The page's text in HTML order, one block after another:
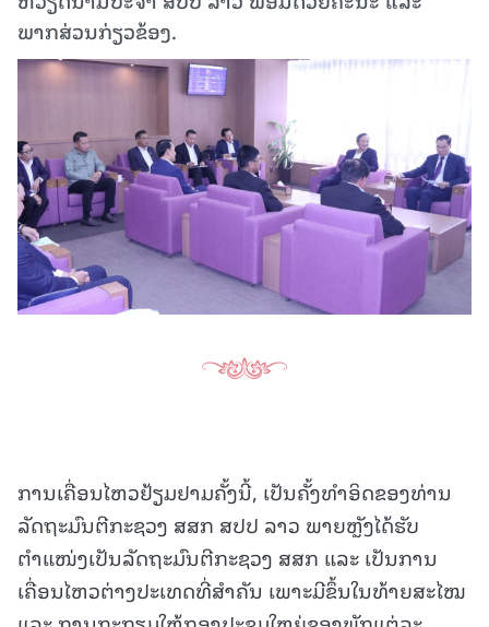
ພາກສ່ວນກ່ຽວຂ້ອງ.
ການເຄື່ອນໄຫວຢ້ຽມຢາມຄັ້ງນີ້, ເປັນຄັ້ງທໍາອິດຂອງທ່ານ
ລັດຖະມົນຕີກະຊວງ ສສກ ສປປ ລາວ ພາຍຫຼັງໄດ້ຮັບ
ຕຳແໜ່ງເປັນລັດຖະມົນຕີກະຊວງ ສສກ ແລະ ເປັນການ
ເຄື່ອນໄຫວຕ່າງປະເທດທີ່ສໍາຄັນ ເພາະມີຂຶ້ນໃນທ້າຍສະໄໝ